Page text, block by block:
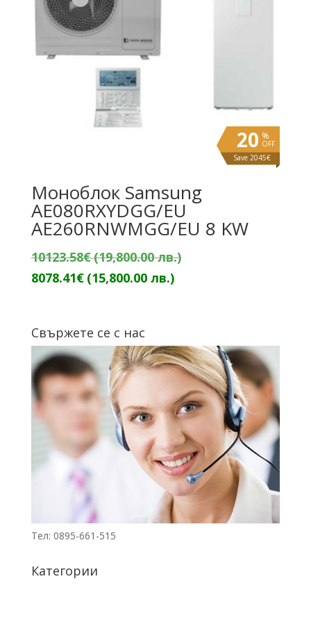
%
OFF
20
Save 2045€
Моноблок Samsung
AE080RXYDGG/EU
AE260RNWMGG/EU 8 KW
10123.58€(19,800.00 лв.)Original
лв.).
8078.41€ (15,800.00 лв.)Текущата
(15,800.00
лв.).
Свържете се с нас
Тел: 0895-661-515
Категории